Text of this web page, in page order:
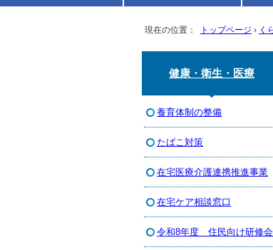
現在の位置： トップページ › く
健康・衛生・医療
養育体制の整備
たばこ対策
在宅医療介護連携推進事業
在宅ケア相談窓口
令和8年度 住民向け研修会